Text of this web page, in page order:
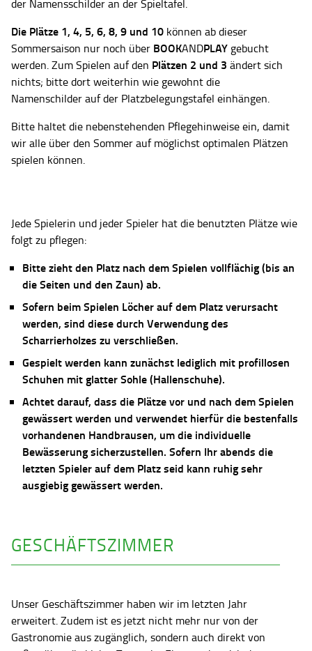
der Namensschilder an der Spieltafel.
Die Plätze 1, 4, 5, 6, 8, 9 und 10 können ab dieser
Sommersaison nur noch über BOOKANDPLAY gebucht
werden. Zum Spielen auf den Plätzen 2 und 3 ändert sich
nichts; bitte dort weiterhin wie gewohnt die
Namenschilder auf der Platzbelegungstafel einhängen.
Bitte haltet die nebenstehenden Pflegehinweise ein, damit
wir alle über den Sommer auf möglichst optimalen Plätzen
spielen können.
Jede Spielerin und jeder Spieler hat die benutzten Plätze wie
folgt zu pflegen:
Bitte zieht den Platz nach dem Spielen vollflächig (bis an
die Seiten und den Zaun) ab.
Sofern beim Spielen Löcher auf dem Platz verursacht
werden, sind diese durch Verwendung des
Scharrierholzes zu verschließen.
Gespielt werden kann zunächst lediglich mit profillosen
Schuhen mit glatter Sohle (Hallenschuhe).
Achtet darauf, dass die Plätze vor und nach dem Spielen
gewässert werden und verwendet hierfür die bestenfalls
vorhandenen Handbrausen, um die individuelle
Bewässerung sicherzustellen. Sofern Ihr abends die
letzten Spieler auf dem Platz seid kann ruhig sehr
ausgiebig gewässert werden.
GESCHÄFTSZIMMER
Unser Geschäftszimmer haben wir im letzten Jahr
erweitert. Zudem ist es jetzt nicht mehr nur von der
Gastronomie aus zugänglich, sondern auch direkt von